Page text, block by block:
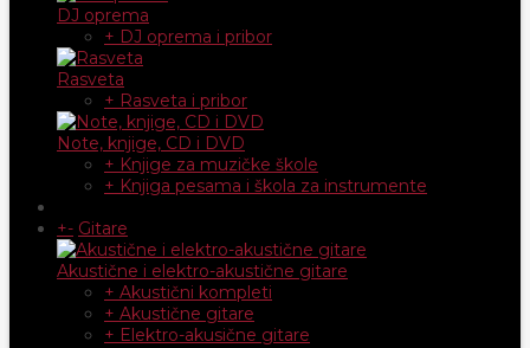
DJ oprema
+ DJ oprema i pribor
Rasveta
+ Rasveta i pribor
Note, knjige, CD i DVD
+ Knjige za muzičke škole
+ Knjiga pesama i škola za instrumente
+- Gitare
Akustične i elektro-akustične gitare
+ Akustični kompleti
+ Akustične gitare
+ Elektro-akusične gitare